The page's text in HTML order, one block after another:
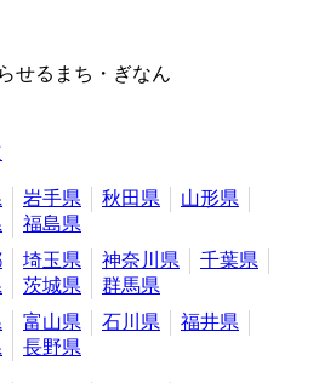
せるまち・ぎなん
岩手県 秋田県
山形県
福島県
埼玉県 神奈川県
千葉県
茨城県 群馬県
富山県 石川県
福井県
長野県